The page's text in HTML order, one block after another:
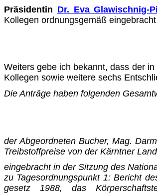
Präsidentin Dr. Eva Glawischnig-
Kollegen ordnungsgemäß
Weiters gebe ich bekannt, dass der
Kol­legen sowie weitere sechs
Die Anträge haben folgenden
der Abgeordneten Bucher, Mag.
Treib­stoffpreise von der Kärntner
eingebracht in der Sitzung des
zu Tagesordnungspunkt 1: Bericht
gesetz 1988, das